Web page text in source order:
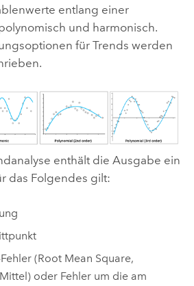
entlang einer
und harmonisch.
für Trends werden
enthält die Ausgabe ein
das Folgendes gilt:
(Root Mean Square,
oder Fehler um die am